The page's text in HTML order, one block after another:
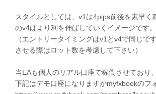
スタイルとしては、v1は4pips前後を素早く
のv4はより利を伸ばしていくイメージです。
（エントリータイミングはv1とv4で同じで
させる際はロット数を考慮して下さい）
当EAも個人のリアル口座で稼働させており、
下記はデモ口座になりますがmyfxbookのフ